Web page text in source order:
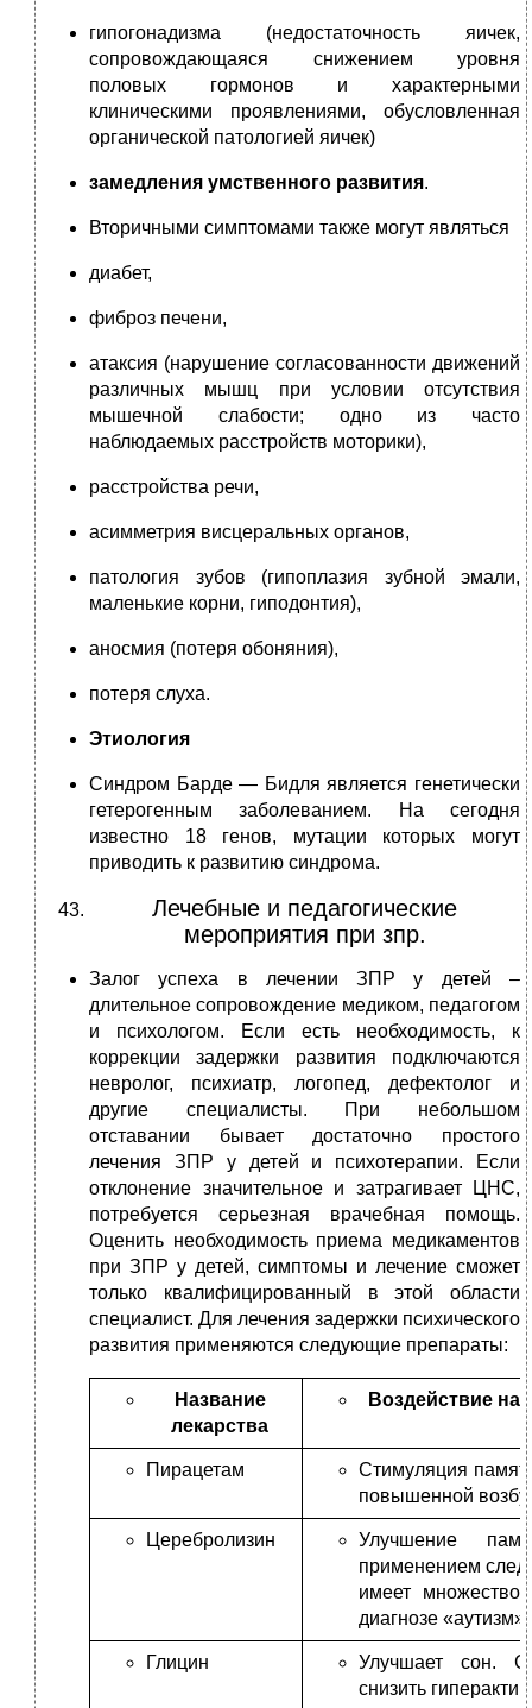
гипогонадизма (недостаточность яичек,
сопровождающаяся снижением уровня
половых гормонов и характерными
клиническими проявлениями, обусловленная
органической патологией яичек)
замедления умственного развития.
Вторичными симптомами также могут являться
диабет,
фиброз печени,
атаксия (нарушение согласованности движений
различных мышц при условии отсутствия
мышечной слабости; одно из часто
наблюдаемых расстройств моторики),
расстройства речи,
асимметрия висцеральных органов,
патология зубов (гипоплазия зубной эмали,
маленькие корни, гиподонтия),
аносмия (потеря обоняния),
потеря слуха.
Этиология
Синдром Барде — Бидля является генетически
гетерогенным заболеванием. На сегодня
известно 18 генов, мутации которых могут
приводить к развитию синдрома.
Лечебные и педагогические
мероприятия при зпр.
Залог успеха в лечении ЗПР у детей –
длительное сопровождение медиком, педагогом
и психологом. Если есть необходимость, к
коррекции задержки развития подключаются
невролог, психиатр, логопед, дефектолог и
другие специалисты. При небольшом
отставании бывает достаточно простого
лечения ЗПР у детей и психотерапии. Если
отклонение значительное и затрагивает ЦНС,
потребуется серьезная врачебная помощь.
Оценить необходимость приема медикаментов
при ЗПР у детей, симптомы и лечение сможет
только квалифицированный в этой области
специалист. Для лечения задержки психического
развития применяются следующие препараты:
Название
лекарства
Воздействие на
Пирацетам
Стимуляция
повышенной
Церебролизин
Улучшение
применением
имеет множество
диагнозе «аутизм».
Глицин
Улучшает сон.
снизить